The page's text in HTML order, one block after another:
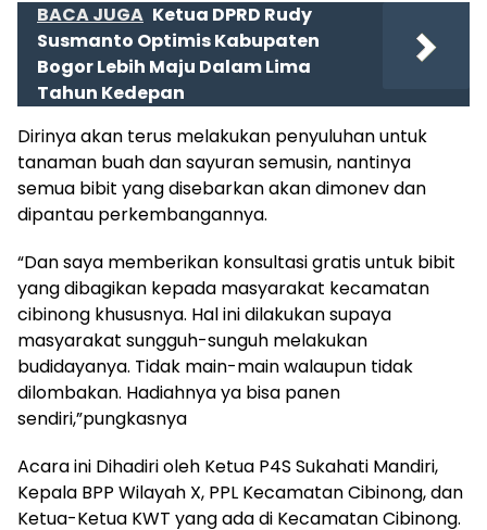
BACA JUGA Ketua DPRD Rudy
Susmanto Optimis Kabupaten
Bogor Lebih Maju Dalam Lima
Tahun Kedepan
Dirinya akan terus melakukan penyuluhan untuk
tanaman buah dan sayuran semusin, nantinya
semua bibit yang disebarkan akan dimonev dan
dipantau perkembangannya.
“Dan saya memberikan konsultasi gratis untuk bibit
yang dibagikan kepada masyarakat kecamatan
cibinong khususnya. Hal ini dilakukan supaya
masyarakat sungguh-sunguh melakukan
budidayanya. Tidak main-main walaupun tidak
dilombakan. Hadiahnya ya bisa panen
sendiri,”pungkasnya
Acara ini Dihadiri oleh Ketua P4S Sukahati Mandiri,
Kepala BPP Wilayah X, PPL Kecamatan Cibinong, dan
Ketua-Ketua KWT yang ada di Kecamatan Cibinong.